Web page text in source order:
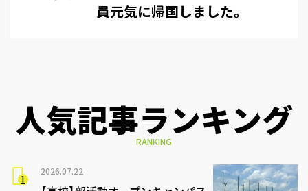
員元気に帰国しました。
人気記事ランキング
RANKING
2026.07.22